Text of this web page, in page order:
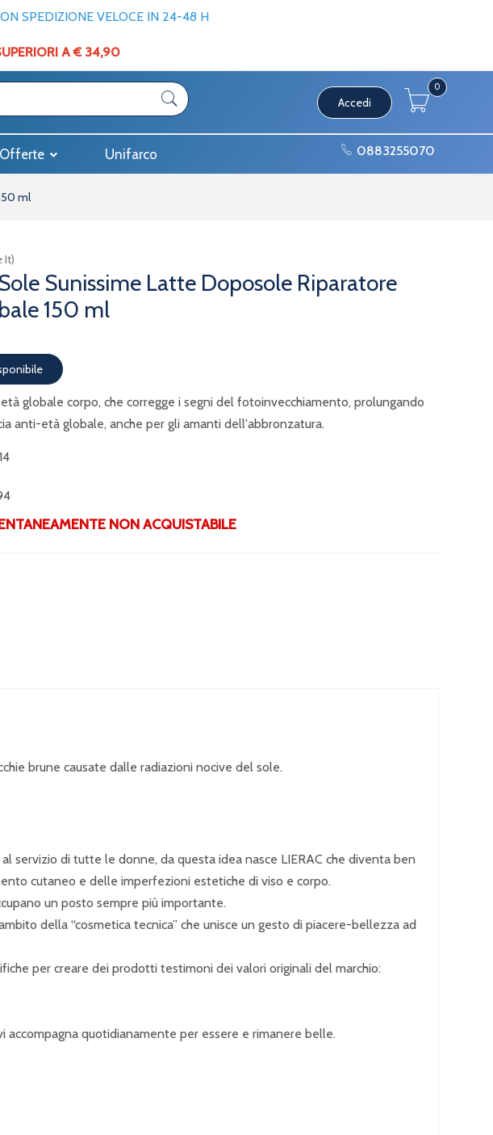
SPEDIZIONE VELOCE IN 24-48 H
A € 34,90
Accedi
0
Offerte Unifarco 0883255070
ml
It)
Sunissime Latte Doposole Riparatore
150 ml
globale corpo, che corregge i segni del fotoinvecchiamento, prolungando
anti-età globale, anche per gli amanti dell'abbronzatura.
NON ACQUISTABILE
brune causate dalle radiazioni nocive del sole.
servizio di tutte le donne, da questa idea nasce LIERAC che diventa ben
cutaneo e delle imperfezioni estetiche di viso e corpo.
un posto sempre più importante.
della “cosmetica tecnica” che unisce un gesto di piacere-bellezza ad
per creare dei prodotti testimoni dei valori originali del marchio:
accompagna quotidianamente per essere e rimanere belle.